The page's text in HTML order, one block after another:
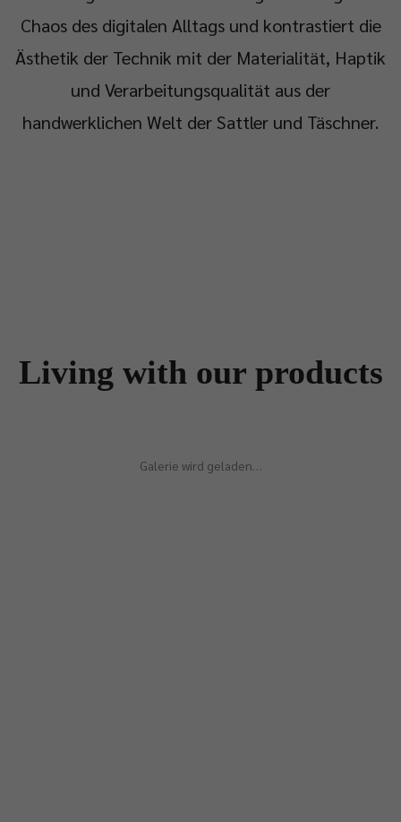
Chaos des digitalen Alltags und kontrastiert die
Ästhetik der Technik mit der Materialität, Haptik
und Verarbeitungsqualität aus der
handwerklichen Welt der Sattler und Täschner.
Living with our products
Galerie wird geladen…